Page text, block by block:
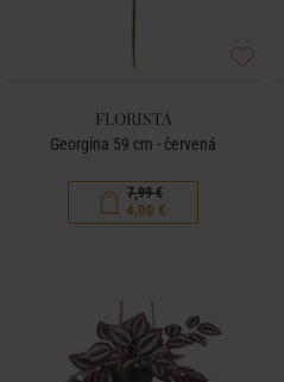
FLORISTA
Georgína 59 cm - červená
7,99 €
4,00 €